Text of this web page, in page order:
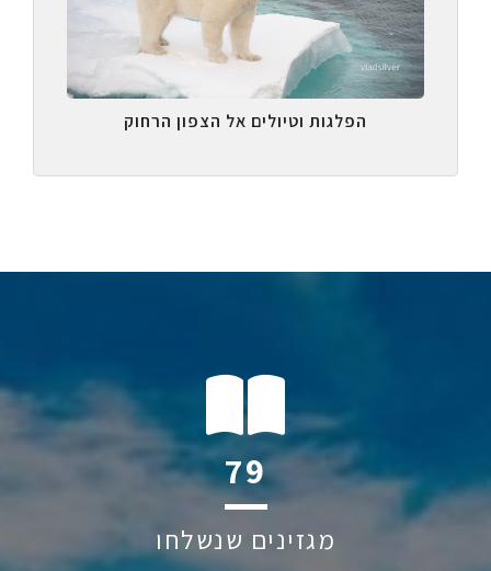
הפלגות וטיולים אל הצפון הרחוק
113
מגזינים שנשלחו